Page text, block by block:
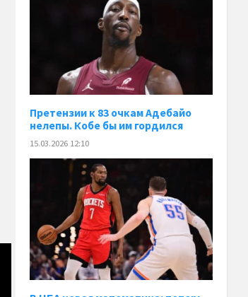
Претензии к 83 очкам Адебайо
нелепы. Кобе бы им гордился
15.03.2026 12:10